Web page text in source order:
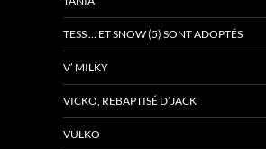
TESS … ET SNOW (5) SONT ADOPTÉS
V’ MILKY
VICKO, REBAPTISÉ D’JACK
VULKO